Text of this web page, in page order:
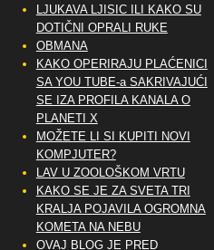
LJUKAVA LJISIC ILI KAKO SU
DOTIČNI OPRALI RUKE
OBMANA
KAKO OPERIRAJU PLAĆENICI
SA YOU TUBE-a SAKRIVAJUĆI
SE IZA PROFILA KANALA O
PLANETI X
MOŽETE LI SI KUPITI NOVI
KOMPJUTER?
LAV U ZOOLOŠKOM VRTU
KAKO SE JE ZA SVETA TRI
KRALJA POJAVILA OGROMNA
KOMETA NA NEBU
OVAJ BLOG JE PRED